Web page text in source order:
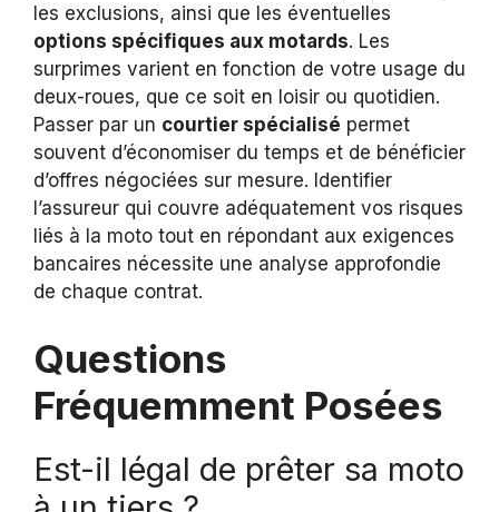
les exclusions, ainsi que les éventuelles
options spécifiques aux motards. Les
surprimes varient en fonction de votre usage du
deux-roues, que ce soit en loisir ou quotidien.
Passer par un courtier spécialisé permet
souvent d’économiser du temps et de bénéficier
d’offres négociées sur mesure. Identifier
l’assureur qui couvre adéquatement vos risques
liés à la moto tout en répondant aux exigences
bancaires nécessite une analyse approfondie
de chaque contrat.
Questions
Fréquemment Posées
Est-il légal de prêter sa moto